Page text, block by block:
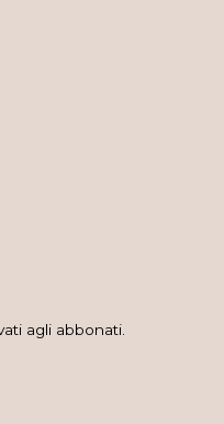
agli abbonati.